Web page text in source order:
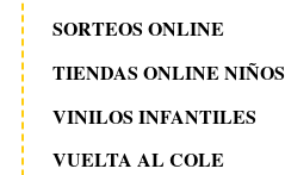
SORTEOS ONLINE
TIENDAS ONLINE NIÑOS
VINILOS INFANTILES
VUELTA AL COLE